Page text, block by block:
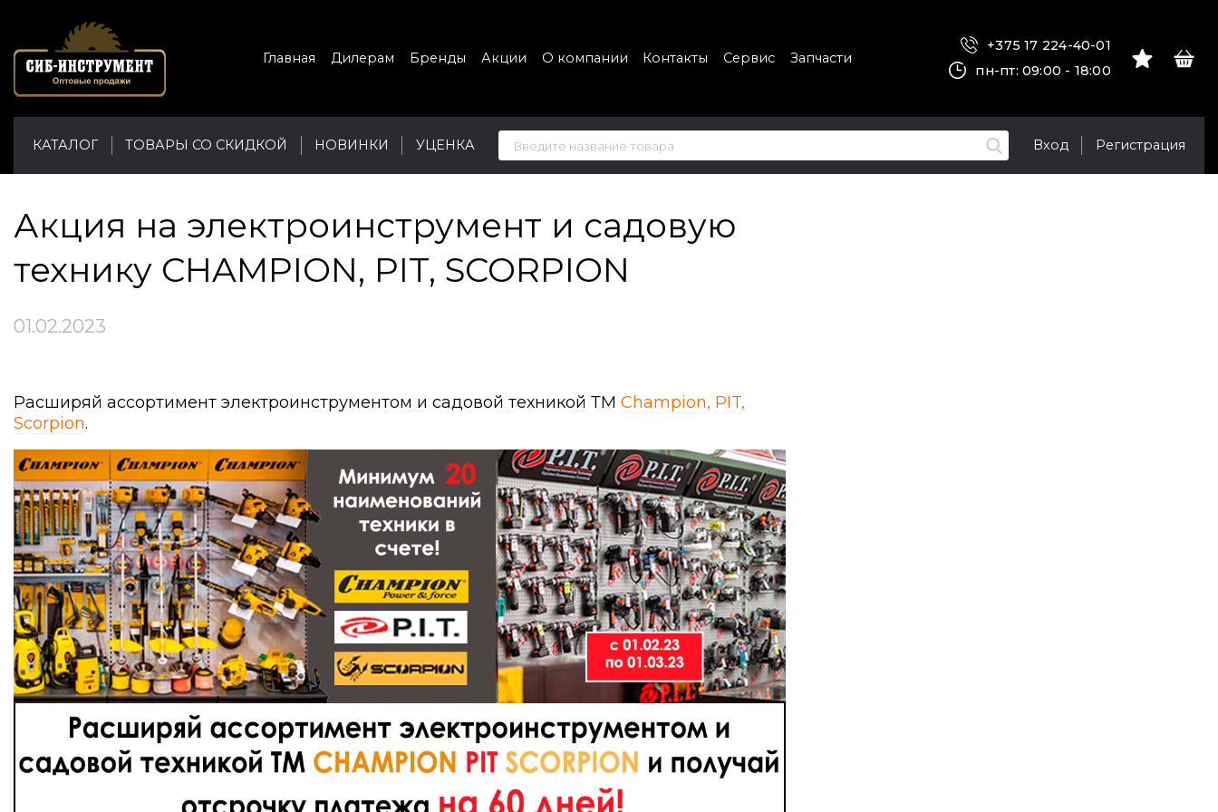
Главная Дилерам Бренды Акции О компании Контакты Сервис Запчасти
+375 17 224-40-01
пн-пт: 09:00 - 18:00
КАТАЛОГ ТОВАРЫ СО СКИДКОЙ НОВИНКИ УЦЕНКА Вход Регистрация
Акция на электроинструмент и садовую
технику CHAMPION, PIT, SCORPION
01.02.2023
Расширяй ассортимент электроинструментом и садовой техникой ТМ Champion, PIT,
Scorpion.